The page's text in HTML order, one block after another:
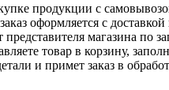
продукции с
оформляется с
магазина
товар в корзину,
и примет заказ в